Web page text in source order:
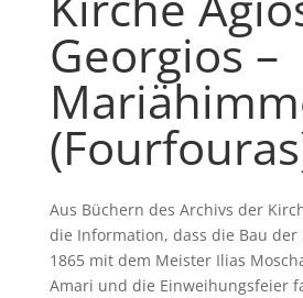
Georgios –
Aus Büchern des Archivs der
die Information, dass die Bau der
1865 mit dem Meister Ilias
Amari und die Einweihungsfeier